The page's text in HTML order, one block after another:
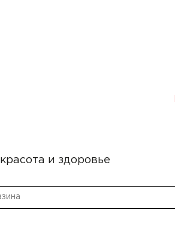
красота и здоровье